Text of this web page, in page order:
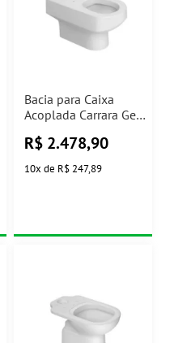
Bacia para Caixa
Acoplada Carrara Gelo
R$ 2.478,90
10x de R$ 247,89